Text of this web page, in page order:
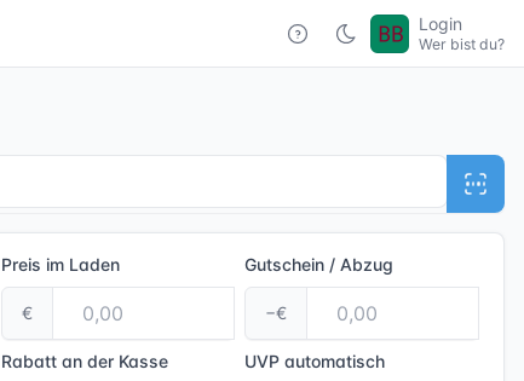
Login
Wer bist du?
Preis im Laden
€
Gutschein / Abzug
−€
Rabatt an der Kasse UVPautomatisch